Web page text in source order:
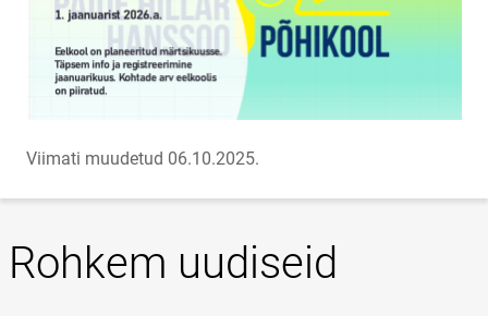
Viimati muudetud 06.10.2025.
Rohkem uudiseid